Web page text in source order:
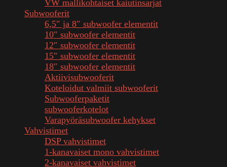
VW mallikohtaiset kaiutinsarjat
Subwooferit
6,5″ ja 8″ subwoofer elementit
10″ subwoofer elementit
12″ subwoofer elementit
15″ subwoofer elementit
18″ subwoofer elementit
Aktiivisubwooferit
Koteloidut valmiit subwooferit
Subwooferpaketit
subwooferkotelot
Varapyöräsubwoofer kehykset
Vahvistimet
DSP vahvistimet
1-kanavaiset mono vahvistimet
2-kanavaiset vahvistimet